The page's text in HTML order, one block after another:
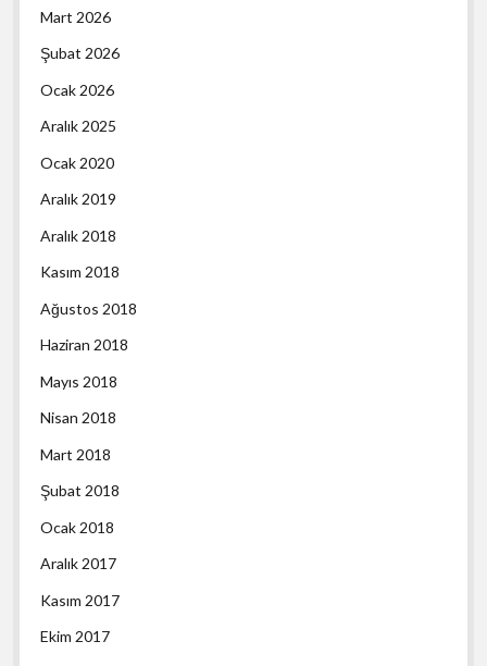
Mart 2026
Şubat 2026
Ocak 2026
Aralık 2025
Ocak 2020
Aralık 2019
Aralık 2018
Kasım 2018
Ağustos 2018
Haziran 2018
Mayıs 2018
Nisan 2018
Mart 2018
Şubat 2018
Ocak 2018
Aralık 2017
Kasım 2017
Ekim 2017